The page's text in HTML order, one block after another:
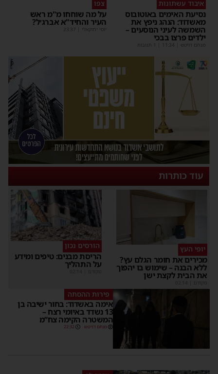
איבוד עשתונות
נסיעת האימים באוטובוס
מאשדוד: הנהג ניפץ את
השמשה לעיני הנוסעים –
ילדים פרצו בבכי
מנחם דויטש |
11:34 | 1 תגובות
על מה שוחחו מ"מ ראש
העיר והחיד"א אברג׳ל?
יוסי יחזקאלי |
23:37
עוד כותרות
יופי העץ
מכירים את חומר הגלם עץ?
ללא הבנה – שימוש בו יהפוך
את הבית לקצת ישן
הורסים נכון
הריסת מבנים: טיפים ומידע
על התהליך
פירות ההסתה
אימה באשדוד: בחור ישיבה בן
13 נשדד באיומי רצח –
המשטרה הקימה צח”מ
מנחם דויטש 22:32